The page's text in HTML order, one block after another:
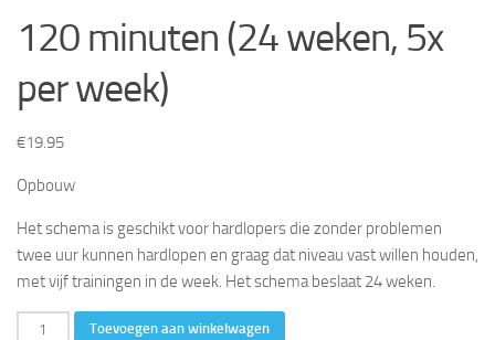
120 minuten (24 weken, 5x
per week)
€19.95
Opbouw
Het schema is geschikt voor hardlopers die zonder problemen
twee uur kunnen hardlopen en graag dat niveau vast willen houden,
met vijf trainingen in de week. Het schema beslaat 24 weken.
Toevoegen aan winkelwagen